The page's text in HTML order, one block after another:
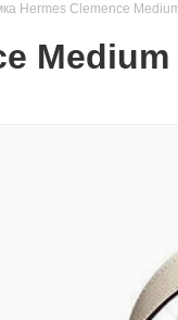
Hermes Clemence
Medium